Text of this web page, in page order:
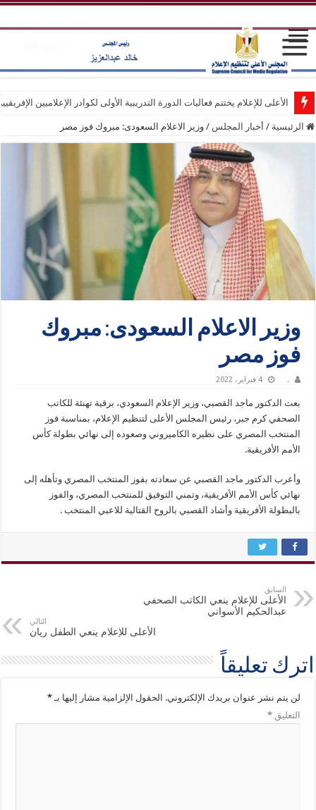
الأعلى للإعلام يختتم فعاليات الدورة التدريبية الأولى لكوادر الإعلاميين
الرئيسية / أخبار المجلس / وزير الاعلام السعودى: مبروك فوز مصر
وزير الاعلام السعودى: مبروك
فوز مصر
. 4 فبراير، 2022
بعث الدكتور ماجد القصبي، وزير الإعلام السعودي، برقية تهنئة للكاتب
الصحفي كرم جبر، رئيس المجلس الأعلى لتنظيم الإعلام، بمناسبة فوز
المنتخب المصري على نظيره الكاميروني وصعوده إلى نهائي بطولة كأس
الأمم الأفريقية.
وأعرب الدكتور ماجد القصبي عن سعادته بفوز المنتخب المصري وتأهله إلى
نهائي كأس الأمم الأفريقية، وتمني التوفيق للمنتخب المصري، والفوز
بالبطولة الأفريقية وأشاد القصبي بالروح القتالية للاعبي المنتخب .
السابق
الأعلى للإعلام ينعي الكاتب الصحفي
عبدالحكيم الأسواني
التالي
الأعلى للإعلام ينعي الطفل ريان
اترك تعليقاً
لن يتم نشر عنوان بريدك الإلكتروني. الحقول الإلزامية مشار إليها بـ*
التعليق*